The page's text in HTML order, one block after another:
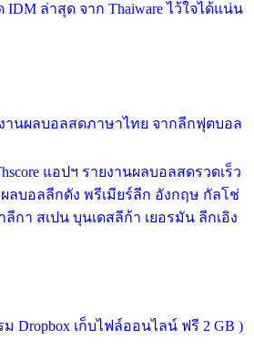
ล่าสุด จาก Thaiware ไว้ใจได้แน่น
งานผลบอลสดภาษาไทย จากลีกฟุตบอล
แอปฯ รายงานผลบอลสดรวดเร็ว
ลบอลลีกดัง พรีเมียร์ลีก อังกฤษ กัลโช่
ลีกา สเปน บุนเดสลีก้า เยอรมัน ลีกเอิง
ม Dropbox เก็บไฟล์ออนไลน์ ฟรี 2 GB )